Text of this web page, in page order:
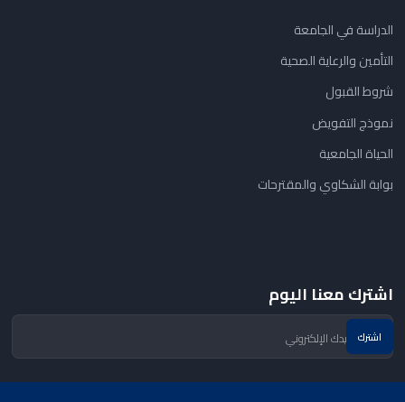
الدراسة في الجامعة
التأمين والرعاية الصحية
شروط القبول
نموذج التفويض
الحياة الجامعية
بوابة الشكاوي والمقترحات
اشترك معنا اليوم